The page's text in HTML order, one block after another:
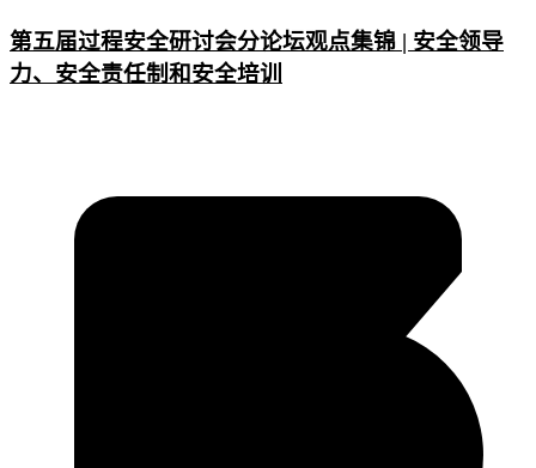
第五届过程安全研讨会分论坛观点集锦 | 安全领导
力、安全责任制和安全培训